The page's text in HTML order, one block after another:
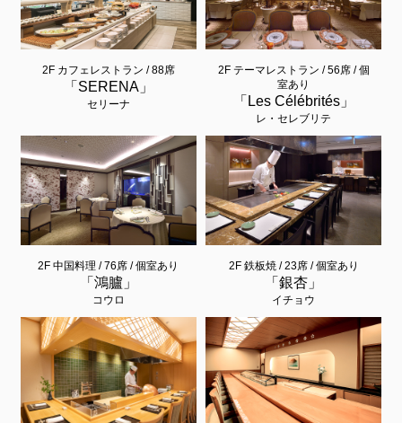
2F カフェレストラン / 88席
「SERENA」
セリーナ
2F テーマレストラン / 56席 / 個
室あり
「Les Célébrités」
レ・セレブリテ
2F 中国料理 / 76席 / 個室あり
「鴻臚」
コウロ
2F 鉄板焼 / 23席 / 個室あり
「銀杏」
イチョウ